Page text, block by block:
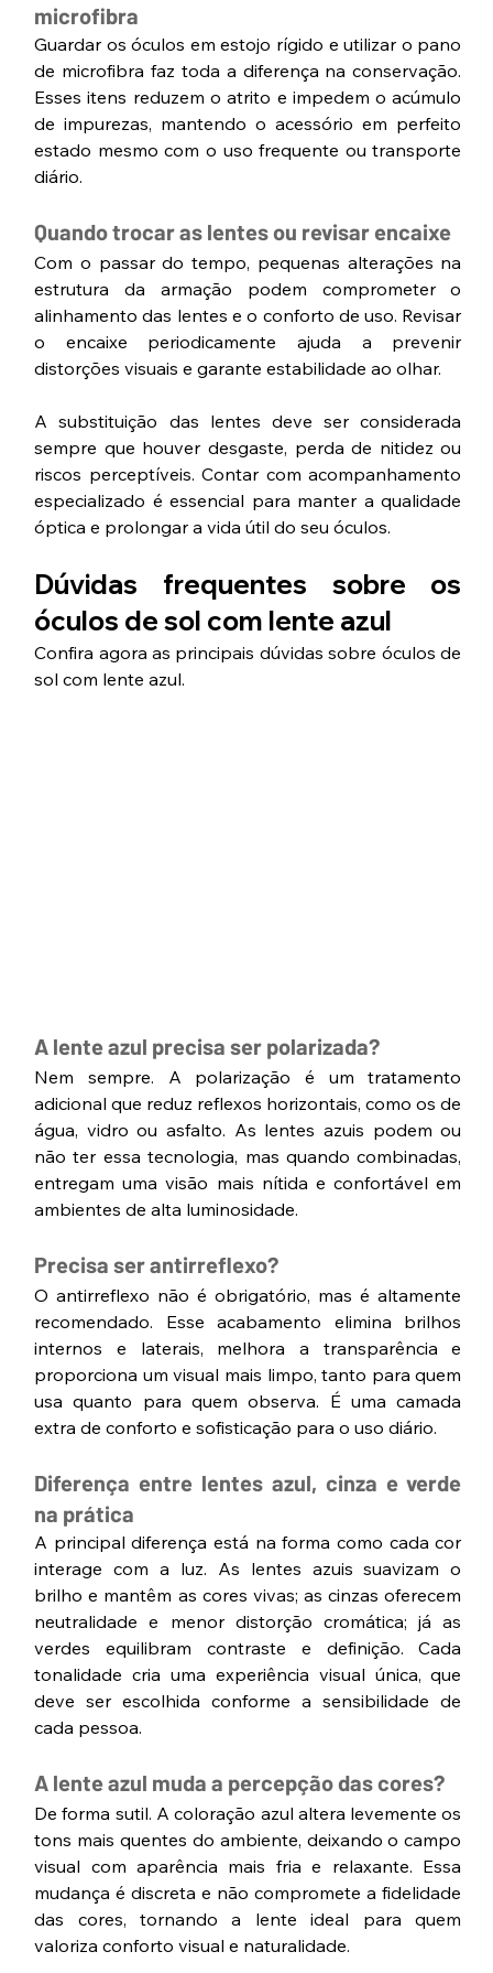
microfibra
Guardar os óculos em estojo rígido e utilizar o pano
de microfibra faz toda a diferença na conservação.
Esses itens reduzem o atrito e impedem o acúmulo
de impurezas, mantendo o acessório em perfeito
estado mesmo com o uso frequente ou transporte
diário.
Quando trocar as lentes ou revisar encaixe
Com o passar do tempo, pequenas alterações na
estrutura da armação podem comprometer o
alinhamento das lentes e o conforto de uso. Revisar
o encaixe periodicamente ajuda a prevenir
distorções visuais e garante estabilidade ao olhar.
A substituição das lentes deve ser considerada
sempre que houver desgaste, perda de nitidez ou
riscos perceptíveis. Contar com acompanhamento
especializado é essencial para manter a qualidade
óptica e prolongar a vida útil do seu óculos.
Dúvidas frequentes sobre os
óculos de sol com lente azul
Confira agora as principais dúvidas sobre óculos de
sol com lente azul.
A lente azul precisa ser polarizada?
Nem sempre. A polarização é um tratamento
adicional que reduz reflexos horizontais, como os de
água, vidro ou asfalto. As lentes azuis podem ou
não ter essa tecnologia, mas quando combinadas,
entregam uma visão mais nítida e confortável em
ambientes de alta luminosidade.
Precisa ser antirreflexo?
O antirreflexo não é obrigatório, mas é altamente
recomendado. Esse acabamento elimina brilhos
internos e laterais, melhora a transparência e
proporciona um visual mais limpo, tanto para quem
usa quanto para quem observa. É uma camada
extra de conforto e sofisticação para o uso diário.
Diferença entre lentes azul, cinza e verde
na prática
A principal diferença está na forma como cada cor
interage com a luz. As lentes azuis suavizam o
brilho e mantêm as cores vivas; as cinzas oferecem
neutralidade e menor distorção cromática; já as
verdes equilibram contraste e definição. Cada
tonalidade cria uma experiência visual única, que
deve ser escolhida conforme a sensibilidade de
cada pessoa.
A lente azul muda a percepção das cores?
De forma sutil. A coloração azul altera levemente os
tons mais quentes do ambiente, deixando o campo
visual com aparência mais fria e relaxante. Essa
mudança é discreta e não compromete a fidelidade
das cores, tornando a lente ideal para quem
valoriza conforto visual e naturalidade.